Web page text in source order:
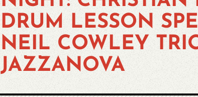
DRUM LESSON
NEIL COWLEY
JAZZANOVA